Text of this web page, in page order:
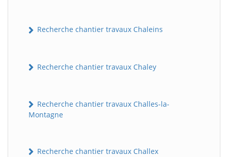
Recherche chantier travaux Chaleins
Recherche chantier travaux Chaley
Recherche chantier travaux Challes-la-
Montagne
Recherche chantier travaux Challex